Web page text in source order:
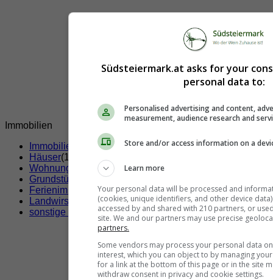
Immobilien
Immobilien Südsteiermark(77)
Häuser(17)
Wohnungen
(36)
Grundstücke
Ferienimmobilien(3)
Landwirschaftliche Immobilien(2)
sonstige Immobilien(1)
Südsteiermark.at asks for your
personal data to:
Personalised advertising and content,
measurement, audience research and
Store and/or access information on a
Learn more
Your personal data will be processed and
(cookies, unique identifiers, and other device
accessed by and shared with 210 partners, or
site. We and our partners may use precise
partners.
Some vendors may process your personal data
interest, which you can object to by managing
for a link at the bottom of this page or in the site
withdraw consent in privacy and cookie settings.